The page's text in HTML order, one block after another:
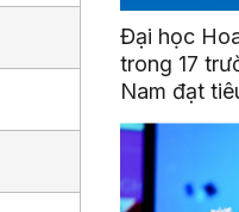
Đại học
trong 17
Nam đạt